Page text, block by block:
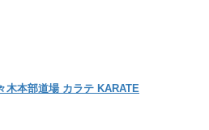
木本部道場 カラテ KARATE